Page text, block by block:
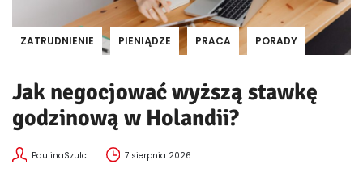
ZATRUDNIENIE PIENIĄDZE PRACA PORADY
Jak negocjować wyższą stawkę
godzinową w Holandii?
PaulinaSzulc 7 sierpnia 2026